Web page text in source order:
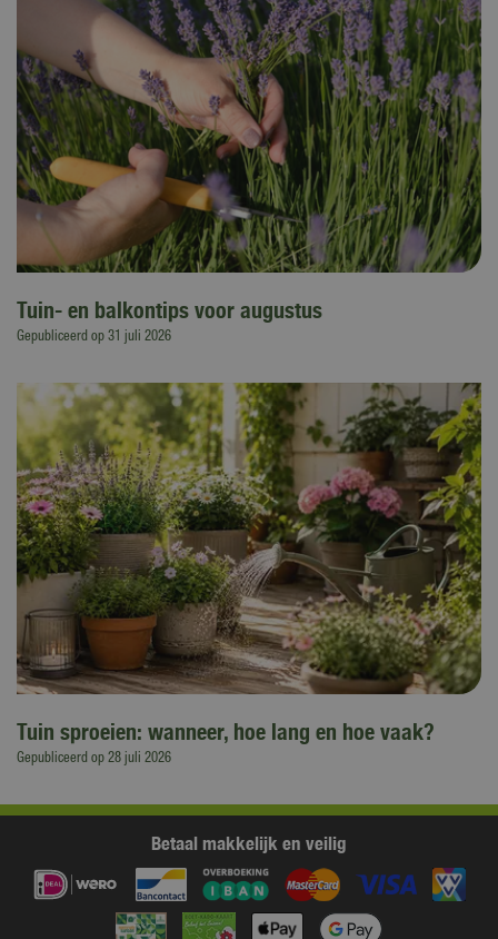
Tuin- en balkontips voor augustus
Gepubliceerd op 31 juli 2026
Tuin sproeien: wanneer, hoe lang en hoe vaak?
Gepubliceerd op 28 juli 2026
Betaal makkelijk en veilig